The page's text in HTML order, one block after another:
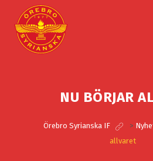
NU BÖRJAR
Örebro Syrianska IF >
allvaret